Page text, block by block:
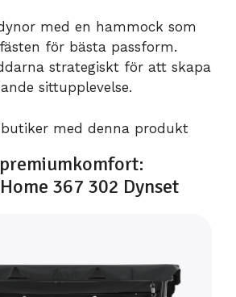
med en hammock som
för bästa passform.
strategiskt för att skapa
sittupplevelse.
med denna produkt
367 302 Dynset